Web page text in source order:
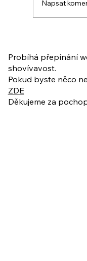
Napsat
Probíhá přepínání
shovívavost.
Pokud byste něco
ZDE
Děkujeme za